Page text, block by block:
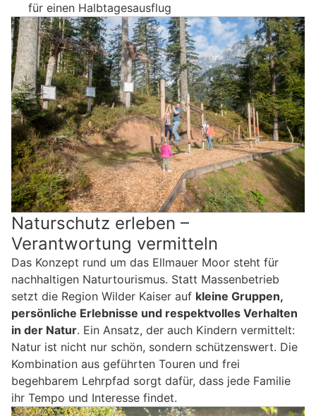
für einen Halbtagesausflug
Naturschutz erleben –
Verantwortung vermitteln
Das Konzept rund um das Ellmauer Moor steht für
nachhaltigen Naturtourismus. Statt Massenbetrieb
setzt die Region Wilder Kaiser auf kleine Gruppen,
persönliche Erlebnisse und respektvolles Verhalten
in der Natur. Ein Ansatz, der auch Kindern vermittelt:
Natur ist nicht nur schön, sondern schützenswert. Die
Kombination aus geführten Touren und frei
begehbarem Lehrpfad sorgt dafür, dass jede Familie
ihr Tempo und Interesse findet.